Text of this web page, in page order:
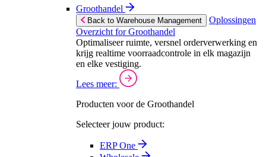
Groothandel
Back to Warehouse Management
Oplossingen
Overzicht for Groothandel
Optimaliseer ruimte, versnel orderverwerking en
krijg realtime voorraadcontrole in elk magazijn
en elke vestiging.
Lees meer:
Producten voor de Groothandel
Selecteer jouw product:
ERP One